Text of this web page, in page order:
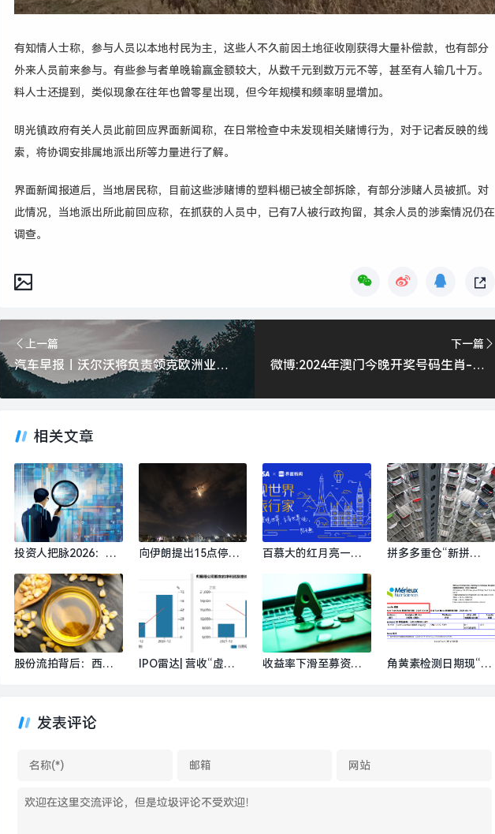
有知情人士称，参与人员以本地村民为主，这些人不久前因土地征收刚获得大量补偿款，也有部分
外来人员前来参与。有些参与者单晚输赢金额较大，从数千元到数万元不等，甚至有人输几十万。
料人士还提到，类似现象在往年也曾零星出现，但今年规模和频率明显增加。
明光镇政府有关人员此前回应界面新闻称，在日常检查中未发现相关赌博行为，对于记者反映的线
索，将协调安排属地派出所等力量进行了解。
界面新闻报道后，当地居民称，目前这些涉赌博的塑料棚已被全部拆除，有部分涉赌人员被抓。对
此情况，当地派出所此前回应称，在抓获的人员中，已有7人被行政拘留，其余人员的涉案情况仍在
调查。
上一篇
汽车早报｜沃尔沃将负责领克欧洲业务营运事宜 东风资管拟增持岚图汽车H股|界面新闻 · 汽车
下一篇
微博:2024年澳门今晚开奖号码生肖-软银孙正义称自己“哭着”清仓英伟达，并驳斥“AI泡沫论”|界面新闻 · 科技
相关文章
投资人把脉2026：A
造，或出现百亿美金
超级独角兽 | 界面预言
家⑥|界面新闻 · 科技
向伊朗提出15点停火
增派更多部队|界面新
闻 · 天下
百慕大的红月亮——
拼多多重仓“新拼
一个中国版Costco|界
面新闻
股份流拍背后：西王
界面新闻 · 证券
IPO雷达| 营收“虚
收益率下滑至募资不
角黄素检测日期现“20
发表评论